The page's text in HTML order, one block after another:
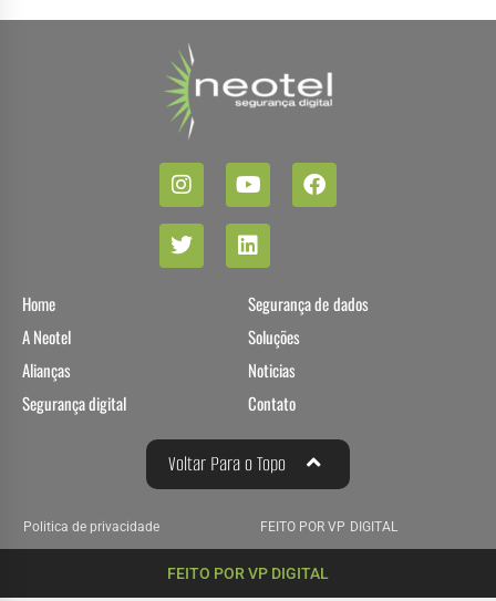
Home
A Neotel
Alianças
Segurança digital
Segurança de dados
Soluções
Noticias
Contato
Voltar Para o Topo
Politica de privacidade FEITO POR VP DIGITAL
FEITO POR VP DIGITAL